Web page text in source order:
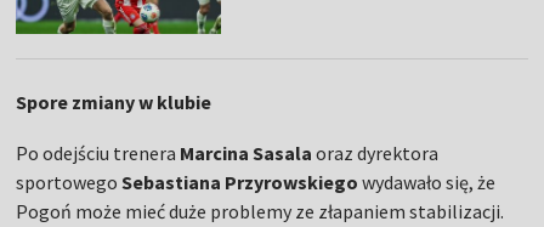
Spore zmiany w klubie
Po odejściu trenera Marcina Sasala oraz dyrektora
sportowego Sebastiana Przyrowskiego wydawało się, że
Pogoń może mieć duże problemy ze złapaniem stabilizacji.